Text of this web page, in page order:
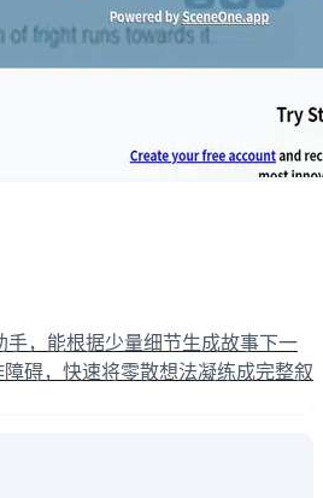
手，能根据少量细节生成故事下一
碍，快速将零散想法凝练成完整叙